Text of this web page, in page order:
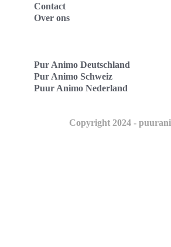
Contact
Over ons
Pur Animo Deutschland
Pur Animo Schweiz
Puur Animo Nederland
Copyright 2024 -